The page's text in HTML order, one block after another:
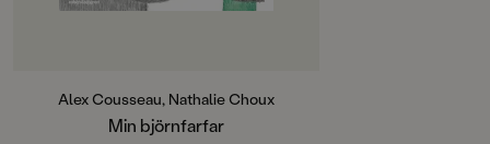
Björnfarfar ett träd på ängen.
barnboksillustratörer.
Alex Cousseau, Nathalie Choux
Min björnfarfar